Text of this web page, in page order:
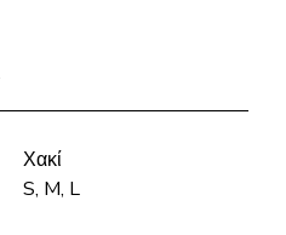
Χακί
S, M, L